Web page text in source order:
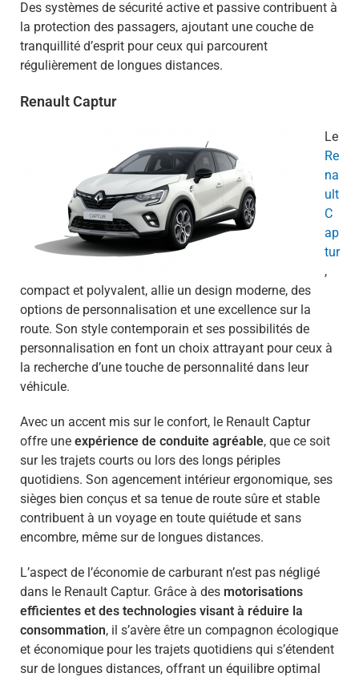
Des systèmes de sécurité active et passive contribuent à
la protection des passagers, ajoutant une couche de
tranquillité d’esprit pour ceux qui parcourent
régulièrement de longues distances.
Renault Captur
Le
Re
na
ult
C
ap
tur
,
compact et polyvalent, allie un design moderne, des
options de personnalisation et une excellence sur la
route. Son style contemporain et ses possibilités de
personnalisation en font un choix attrayant pour ceux à
la recherche d’une touche de personnalité dans leur
véhicule.
Avec un accent mis sur le confort, le Renault Captur
offre une expérience de conduite agréable, que ce soit
sur les trajets courts ou lors des longs périples
quotidiens. Son agencement intérieur ergonomique, ses
sièges bien conçus et sa tenue de route sûre et stable
contribuent à un voyage en toute quiétude et sans
encombre, même sur de longues distances.
L’aspect de l’économie de carburant n’est pas négligé
dans le Renault Captur. Grâce à des motorisations
efficientes et des technologies visant à réduire la
consommation, il s’avère être un compagnon écologique
et économique pour les trajets quotidiens qui s’étendent
sur de longues distances, offrant un équilibre optimal